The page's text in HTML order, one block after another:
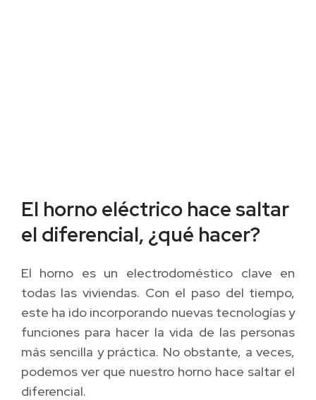
El horno eléctrico hace saltar
el diferencial, ¿qué hacer?
El horno es un electrodoméstico clave en
todas las viviendas. Con el paso del tiempo,
este ha ido incorporando nuevas tecnologías y
funciones para hacer la vida de las personas
más sencilla y práctica. No obstante, a veces,
podemos ver que nuestro horno hace saltar el
diferencial.